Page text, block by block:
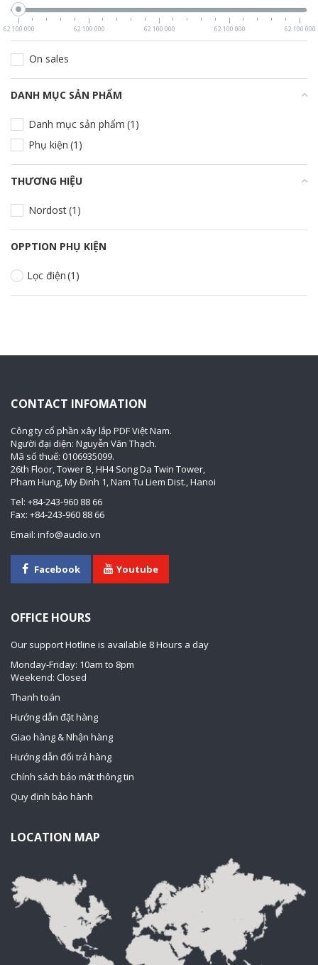
62 100 000 62 100 000 62 100 000 62 100 000 62 100 000
On sales
DANH MỤC SẢN PHẨM
Danh mục sản phẩm (1)
Phụ kiện (1)
THƯƠNG HIỆU
Nordost(1)
OPPTION PHỤ KIỆN
Lọc điện(1)
CONTACT INFOMATION
Công ty cổ phần xây lắp PDF Việt Nam.
Người đại diện: Nguyễn Văn Thạch.
Mã số thuế: 0106935099.
26th Floor, Tower B, HH4 Song Da Twin Tower,
Pham Hung, My Đinh 1, Nam Tu Liem Dist., Hanoi
Tel: +84-243-960 88 66
Fax: +84-243-960 88 66
Email: info@audio.vn
Facebook Youtube
OFFICE HOURS
Our support Hotline is available 8 Hours a day
Monday-Friday: 10am to 8pm
Weekend: Closed
Thanh toán
Hướng dẫn đặt hàng
Giao hàng & Nhận hàng
Hướng dẫn đổi trả hàng
Chính sách bảo mật thông tin
Quy định bảo hành
LOCATION MAP